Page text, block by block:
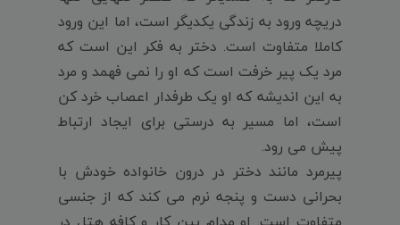
دریچه ورود به زندگی یکدیگر است، اما این ورود
کاملا متفاوت است. دختر به فکر این است که
مرد یک پیر خرفت است که او را نمی فهمد و مرد
به این اندیشه که او یک طرفدار اعصاب خرد کن
است، اما مسیر به درستی برای ایجاد ارتباط
پیش می رود.
پیرمرد مانند دختر در درون خانواده خودش با
بحرانی دست و پنجه نرم می کند که از جنسی